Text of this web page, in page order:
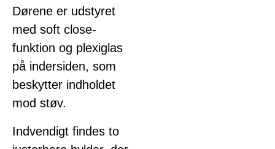
Dørene er udstyret
med soft close-
funktion og plexiglas
på indersiden, som
beskytter indholdet
mod støv.
Indvendigt findes to